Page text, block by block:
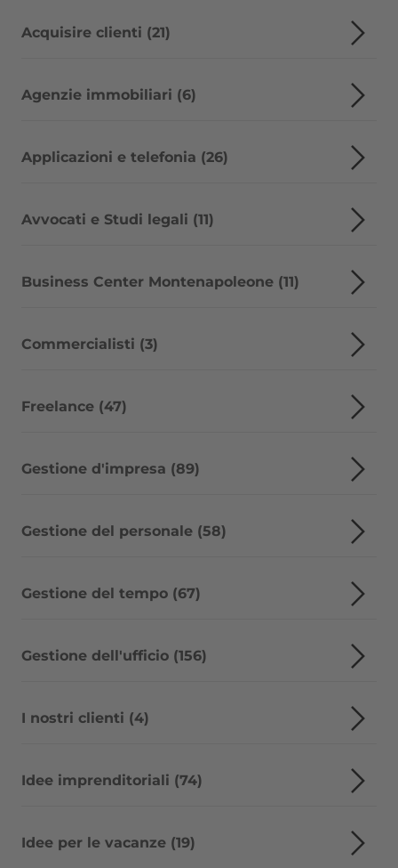
Acquisire clienti (21)
Agenzie immobiliari (6)
Applicazioni e telefonia (26)
Avvocati e Studi legali (11)
Business Center Montenapoleone (11)
Commercialisti (3)
Freelance (47)
Gestione d'impresa (89)
Gestione del personale (58)
Gestione del tempo (67)
Gestione dell'ufficio (156)
I nostri clienti (4)
Idee imprenditoriali (74)
Idee per le vacanze (19)